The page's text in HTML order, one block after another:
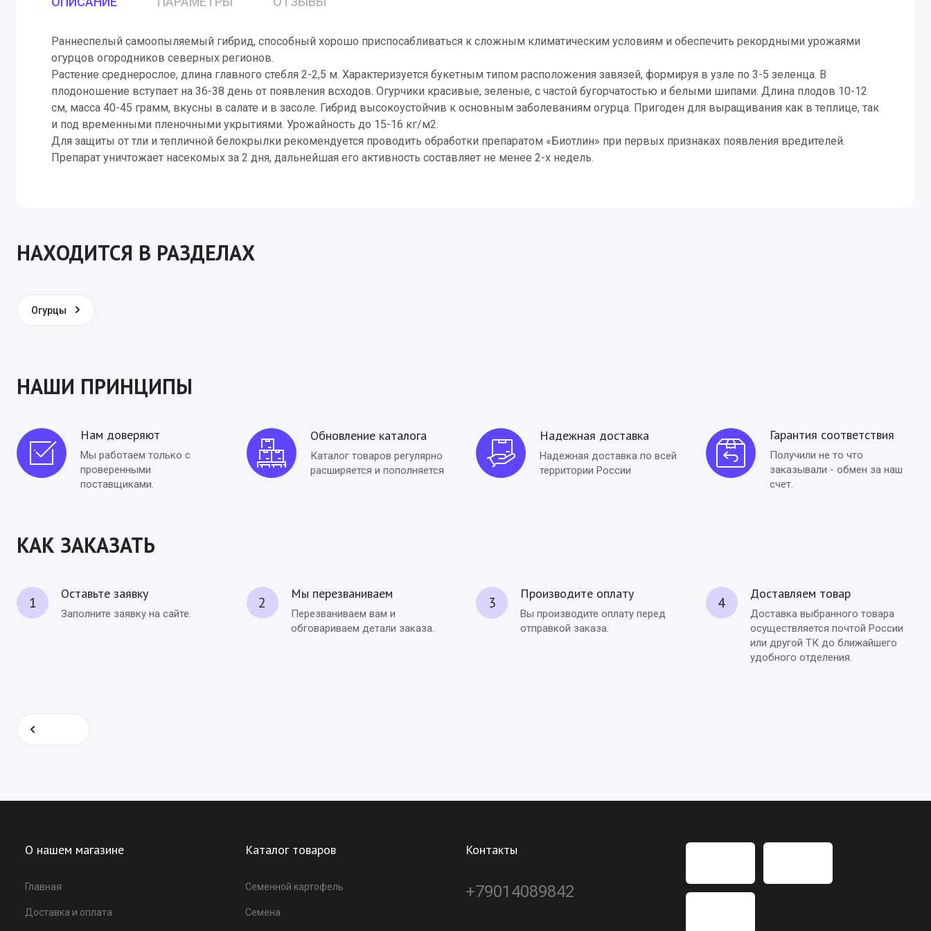
Салат
Петрушка
Раннеспелый самоопыляемый гибрид, способный хорошо приспосабливаться к сложным климатическим условиям и обеспечить рекордными урожаями
огурцов огородников северных регионов.
Растение среднерослое, длина главного стебля 2-2,5 м. Характеризуется букетным типом расположения завязей, формируя в узле по 3-5 зеленца. В
плодоношение вступает на 36-38 день от появления всходов. Огурчики красивые, зеленые, с частой бугорчатостью и белыми шипами. Длина плодов 10-12
см, масса 40-45 грамм, вкусны в салате и в засоле. Гибрид высокоустойчив к основным заболеваниям огурца. Пригоден для выращивания как в теплице, так
и под временными пленочными укрытиями. Урожайность до 15-16 кг/м2.
Для защиты от тли и тепличной белокрылки рекомендуется проводить обработки препаратом «Биотлин» при первых признаках появления вредителей.
Препарат уничтожает насекомых за 2 дня, дальнейшая его активность составляет не менее 2-х недель.
НАХОДИТСЯ В РАЗДЕЛАХ
Огурцы
НАШИ ПРИНЦИПЫ
Нам доверяют
Мы работаем только с
проверенными
поставщиками.
Обновление каталога
Каталог товаров регулярно
расширяется и пополняется
Надежная доставка
Надежная доставка по всей
территории России
Гарантия соответствия
Получили не то что
заказывали - обмен за наш
счет.
КАК ЗАКАЗАТЬ
1
Оставьте заявку
Заполните заявку на сайте.
2
Мы перезваниваем
Перезваниваем вам и
обговариваем детали заказа.
3
Производите оплату
Вы производите оплату перед
отправкой заказа.
4
Доставляем товар
Доставка выбранного товара
осуществляется почтой России
или другой ТК до ближайшего
удобного отделения.
О нашем магазине
Главная
Доставка и оплата
Каталог товаров
Семенной картофель
Семена
Контакты
+79014089842